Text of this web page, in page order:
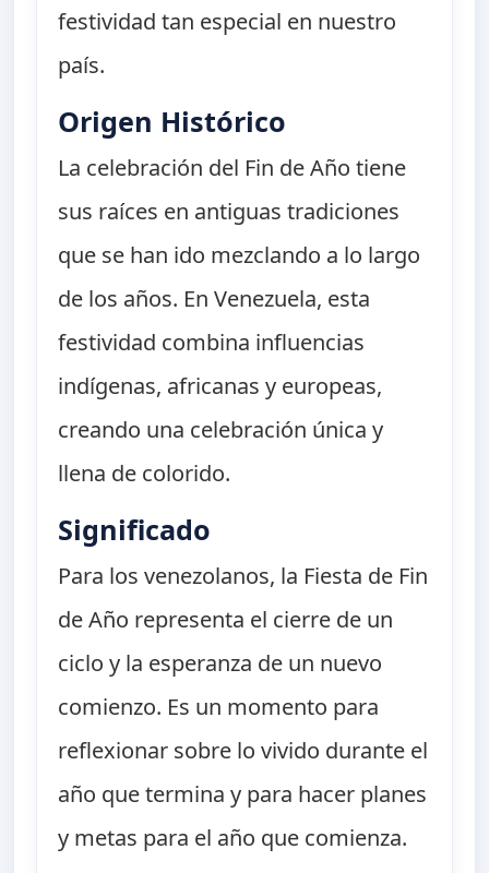
festividad tan especial en nuestro
país.
Origen Histórico
La celebración del Fin de Año tiene
sus raíces en antiguas tradiciones
que se han ido mezclando a lo largo
de los años. En Venezuela, esta
festividad combina influencias
indígenas, africanas y europeas,
creando una celebración única y
llena de colorido.
Significado
Para los venezolanos, la Fiesta de Fin
de Año representa el cierre de un
ciclo y la esperanza de un nuevo
comienzo. Es un momento para
reflexionar sobre lo vivido durante el
año que termina y para hacer planes
y metas para el año que comienza.